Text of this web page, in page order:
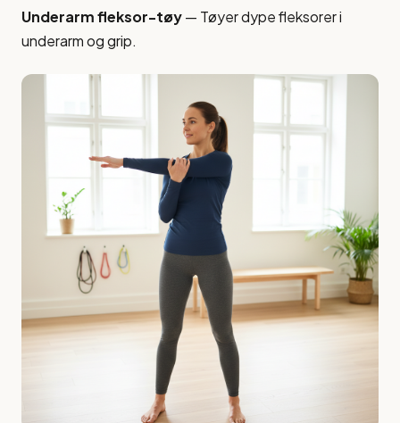
Underarm fleksor-tøy— Tøyer dype fleksorer i
underarm og grip.